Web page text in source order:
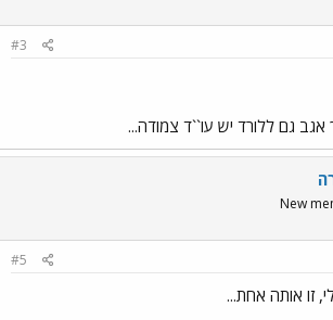
#3
גם ללורד יש עו``ד צמודה...
New
#5
זו אותה אחת...